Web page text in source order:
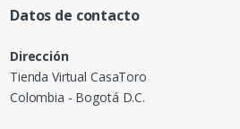
Datos de contacto
Dirección
Tienda Virtual CasaToro
Colombia - Bogotá D.C.